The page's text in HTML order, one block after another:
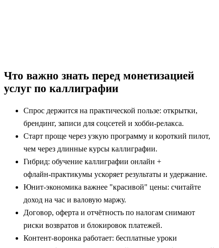
Что важно знать перед монетизацией
услуг по каллиграфии
Спрос держится на практической пользе: открытки,
брендинг, записи для соцсетей и хобби‑релакса.
Старт проще через узкую программу и короткий пилот,
чем через длинные курсы каллиграфии.
Гибрид: обучение каллиграфии онлайн +
офлайн‑практикумы ускоряет результаты и удержание.
Юнит‑экономика важнее "красивой" цены: считайте
доход на час и валовую маржу.
Договор, оферта и отчётность по налогам снимают
риски возвратов и блокировок платежей.
Контент‑воронка работает: бесплатные уроки